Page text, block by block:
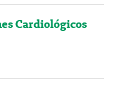
Cardiológicos